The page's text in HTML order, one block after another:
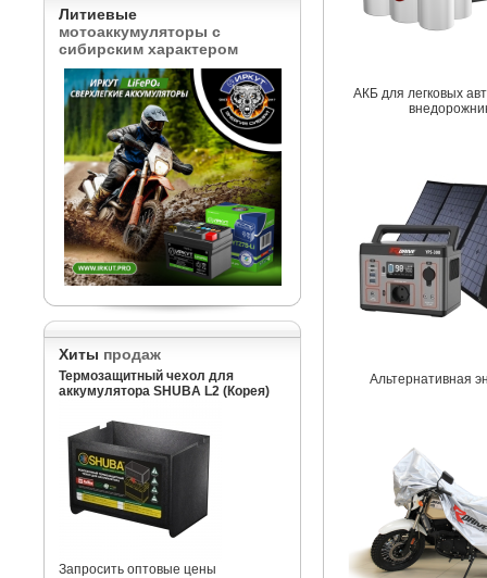
Литиевые
мотоаккумуляторы с
сибирским характером
Хиты продаж
Термозащитный чехол для
аккумулятора SHUBA L2 (Корея)
Запросить оптовые цены
АКБ для легковых
Альтернативная